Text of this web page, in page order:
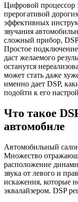
Цифровой процессор
прерогативой
эффективных
звучания
сложный прибор,
Простое
даст желаемого
останутся
может стать даже
именно дает DSP,
подойти к его
Что такое
автомобиле
Автомобильный
Множество
расположение
звука от левого и
искажения, которые
эквалайзером. DSP